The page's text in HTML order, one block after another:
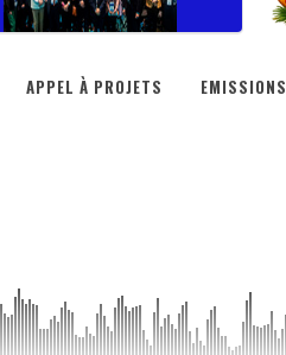
APPEL À PROJETS EMISSIONS